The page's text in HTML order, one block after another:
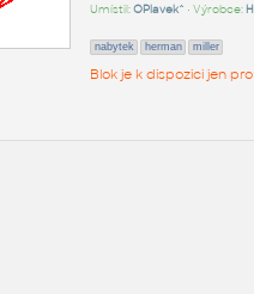
Umístil:OPlavek^ • Výrobce:
nabytek herman miller
Blok je k dispozici jen